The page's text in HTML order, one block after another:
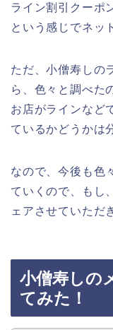
ライン割引クーポ
という感じでネッ
ただ、小僧寿しの
ら、色々と調べた
お店がラインなど
ているかどうかは
なので、今後も色
ていくので、もし
ェアさせていただ
小僧寿しの
てみた！